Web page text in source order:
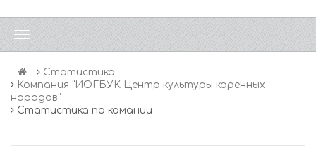
Статистика
Компания "ИОГБУК Центр культуры коренных
народов"
Статистика по комании